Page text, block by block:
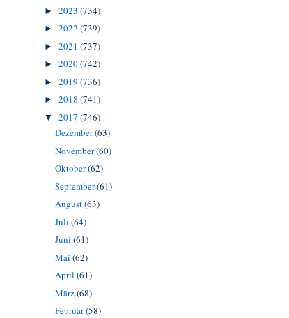
► 2023 (734)
► 2022 (739)
► 2021 (737)
► 2020(742)
► 2019 (736)
► 2018 (741)
▼ 2017 (746)
Dezember(63)
November(60)
Oktober(62)
September(61)
August(63)
Juli (64)
Juni (61)
Mai (62)
April (61)
März(68)
Februar(58)